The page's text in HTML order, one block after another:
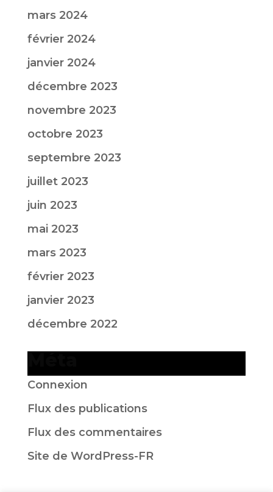
mars 2024
février 2024
janvier 2024
décembre 2023
novembre 2023
octobre 2023
septembre 2023
juillet 2023
juin 2023
mai 2023
mars 2023
février 2023
janvier 2023
décembre 2022
Connexion
Flux des publications
Flux des commentaires
Site de WordPress-FR